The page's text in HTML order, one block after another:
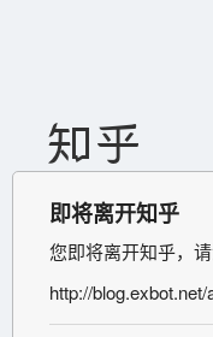
即将离开知乎
您即将离开知乎，
http://